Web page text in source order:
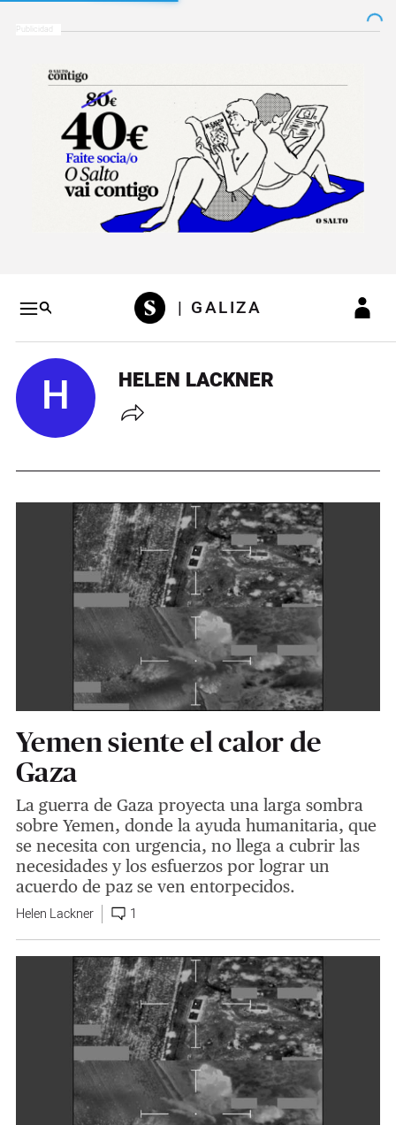
Salto a contenidoSalto a navegación
| GALIZA
H HELEN LACKNER
Yemen siente el calor de
Gaza
La guerra de Gaza proyecta una larga sombra
sobre Yemen, donde la ayuda humanitaria, que
se necesita con urgencia, no llega a cubrir las
necesidades y los esfuerzos por lograr un
acuerdo de paz se ven entorpecidos.
Helen Lackner 1